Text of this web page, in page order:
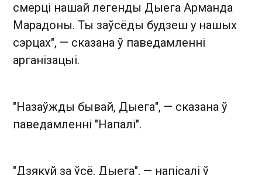
смерці нашай легенды Дыега Арманда
Марадоны. Ты заўсёды будзеш у нашых
сэрцах", — сказана ў паведамленні
арганізацыі.
"Назаўжды бывай, Дыега", — сказана ў
паведамленні "Напалі".
"Дзякуй за ўсё, Дыега", — напісалі ў